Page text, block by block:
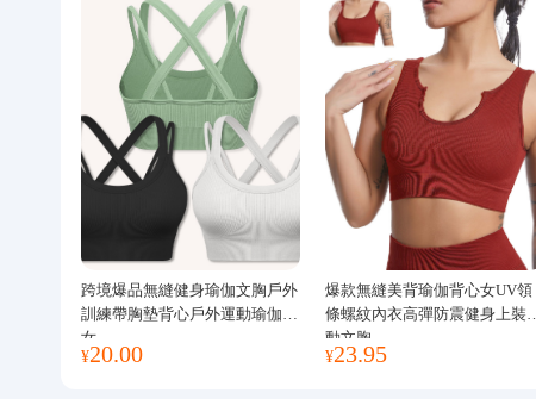
跨境爆品無縫健身瑜伽文胸戶外
訓練帶胸墊背心戶外運動瑜伽服
女
¥20.00
爆款無縫美背瑜伽背心女UV領
條螺紋內衣高彈防震健身上裝運
動文胸
¥23.95